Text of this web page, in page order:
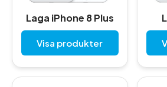
Laga iPhone 8 Plus
Visa produkter